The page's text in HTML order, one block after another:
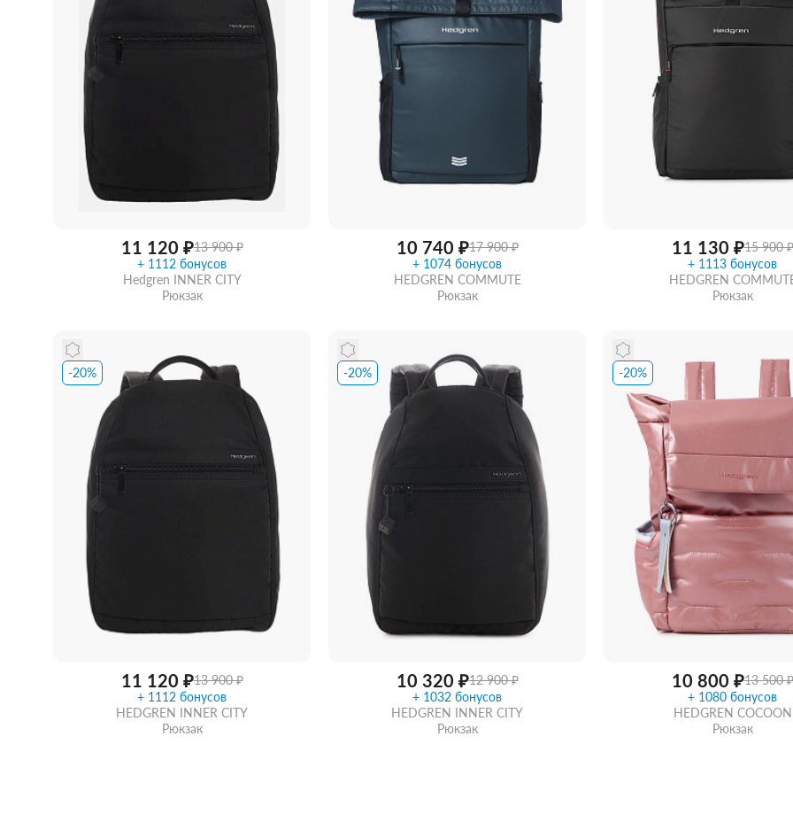
Купить подарочную карту
Женские зонты Doppler
Подарочная карта
Купить подарочную карту
11 120 ₽13 900 ₽
+ 1112 бонусов
Hedgren INNER CITY
Рюкзак
Забрать из магазина со скидкой
10 740 ₽17 900 ₽
+ 1074 бонусов
HEDGREN COMMUTE
Рюкзак
Забрать из магазинасо скидкой
11 130 ₽15 900 ₽
+ 1113 бонусов
HEDGREN
Рюкзак
Забрать из магазинасо
-20%
11 120 ₽13 900 ₽
+ 1112 бонусов
HEDGREN INNER CITY
Рюкзак
-20%
10 320 ₽12 900 ₽
+ 1032 бонусов
HEDGREN INNER CITY
Рюкзак
-20%
10 800 ₽13 500 ₽
+ 1080 бонусов
HEDGREN COCOON
Рюкзак